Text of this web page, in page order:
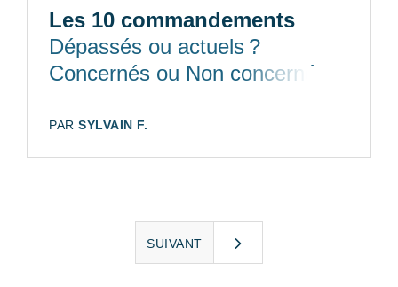
Les 10 commandements
Dépassés ou actuels ?
Concernés ou Non concernés ?
AUTEUR:
PAR SYLVAIN F.
SUIVANT